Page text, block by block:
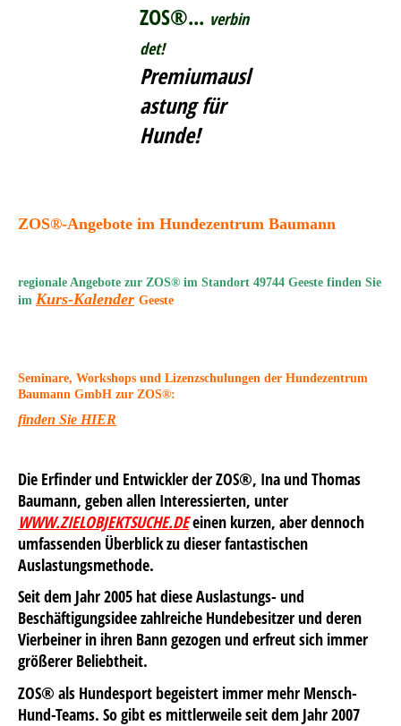
ZOS®... verbin
det!
Premiumausl
astung für
Hunde!
ZOS®-Angebote im Hundezentrum Baumann
regionale Angebote zur ZOS® im Standort 49744 Geeste finden Sie
im Kurs-Kalender Geeste
Seminare, Workshops und Lizenzschulungen der Hundezentrum
Baumann GmbH zur ZOS®:
finden Sie HIER
Die Erfinder und Entwickler der ZOS®, Ina und Thomas
Baumann, geben allen Interessierten, unter
WWW.ZIELOBJEKTSUCHE.DEeinen kurzen, aber dennoch
umfassenden Überblick zu dieser fantastischen
Auslastungsmethode.
Seit dem Jahr 2005 hat diese Auslastungs- und
Beschäftigungsidee zahlreiche Hundebesitzer und deren
Vierbeiner in ihren Bann gezogen und erfreut sich immer
größerer Beliebtheit.
ZOS® als Hundesport begeistert immer mehr Mensch-
Hund-Teams. So gibt es mittlerweile seit dem Jahr 2007